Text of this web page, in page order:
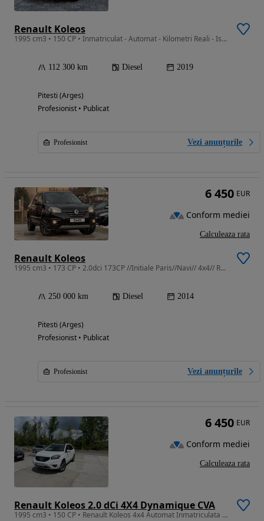
Renault Koleos
1995 cm3 • 150 CP • Inmatriculat - Automat - Kilometri Reali - Istoric Curat - Fara daune
112 300 km Diesel 2019
Pitesti (Arges)
Profesionist • Publicat
Profesionist Vezi anunțurile
Renault Koleos
1995 cm3 • 173 CP • 2.0dci 173CP //Initiale Paris//Navi// 4x4// Rate// Garantie
250 000 km Diesel 2014
Pitesti (Arges)
Profesionist • Publicat
Profesionist Vezi anunțurile
6 450 EUR
Conform mediei
Calculeaza rata
Renault Koleos 2.0 dCi 4X4 Dynamique CVA
1995 cm3 • 150 CP • Renault Koleos 4x4 Automat Inmatriculata RO 2026
6 450 EUR
Conform mediei
Calculeaza rata